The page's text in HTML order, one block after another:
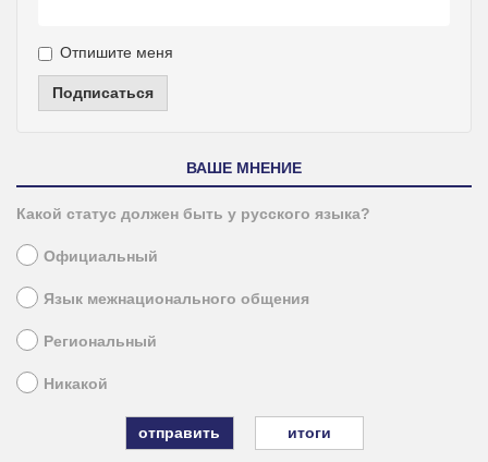
Отпишите меня
Подписаться
ВАШЕ МНЕНИЕ
Какой статус должен быть у русского языка?
Официальный
Язык межнационального общения
Региональный
Никакой
итоги